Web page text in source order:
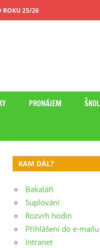
ROKU 25/26
PRONÁJEM
KAM DÁL?
Bakaláři
Suplování
Rozvrh hodin
Přihlášení do e-mailu
Intranet